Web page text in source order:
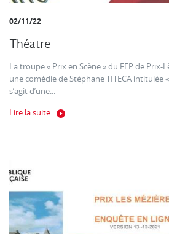
02/11/22
Théatre
La troupe « Prix en Scène » du FEP de
une comédie de Stéphane TITECA intitulée
s’agit d’une...
Lire la suite